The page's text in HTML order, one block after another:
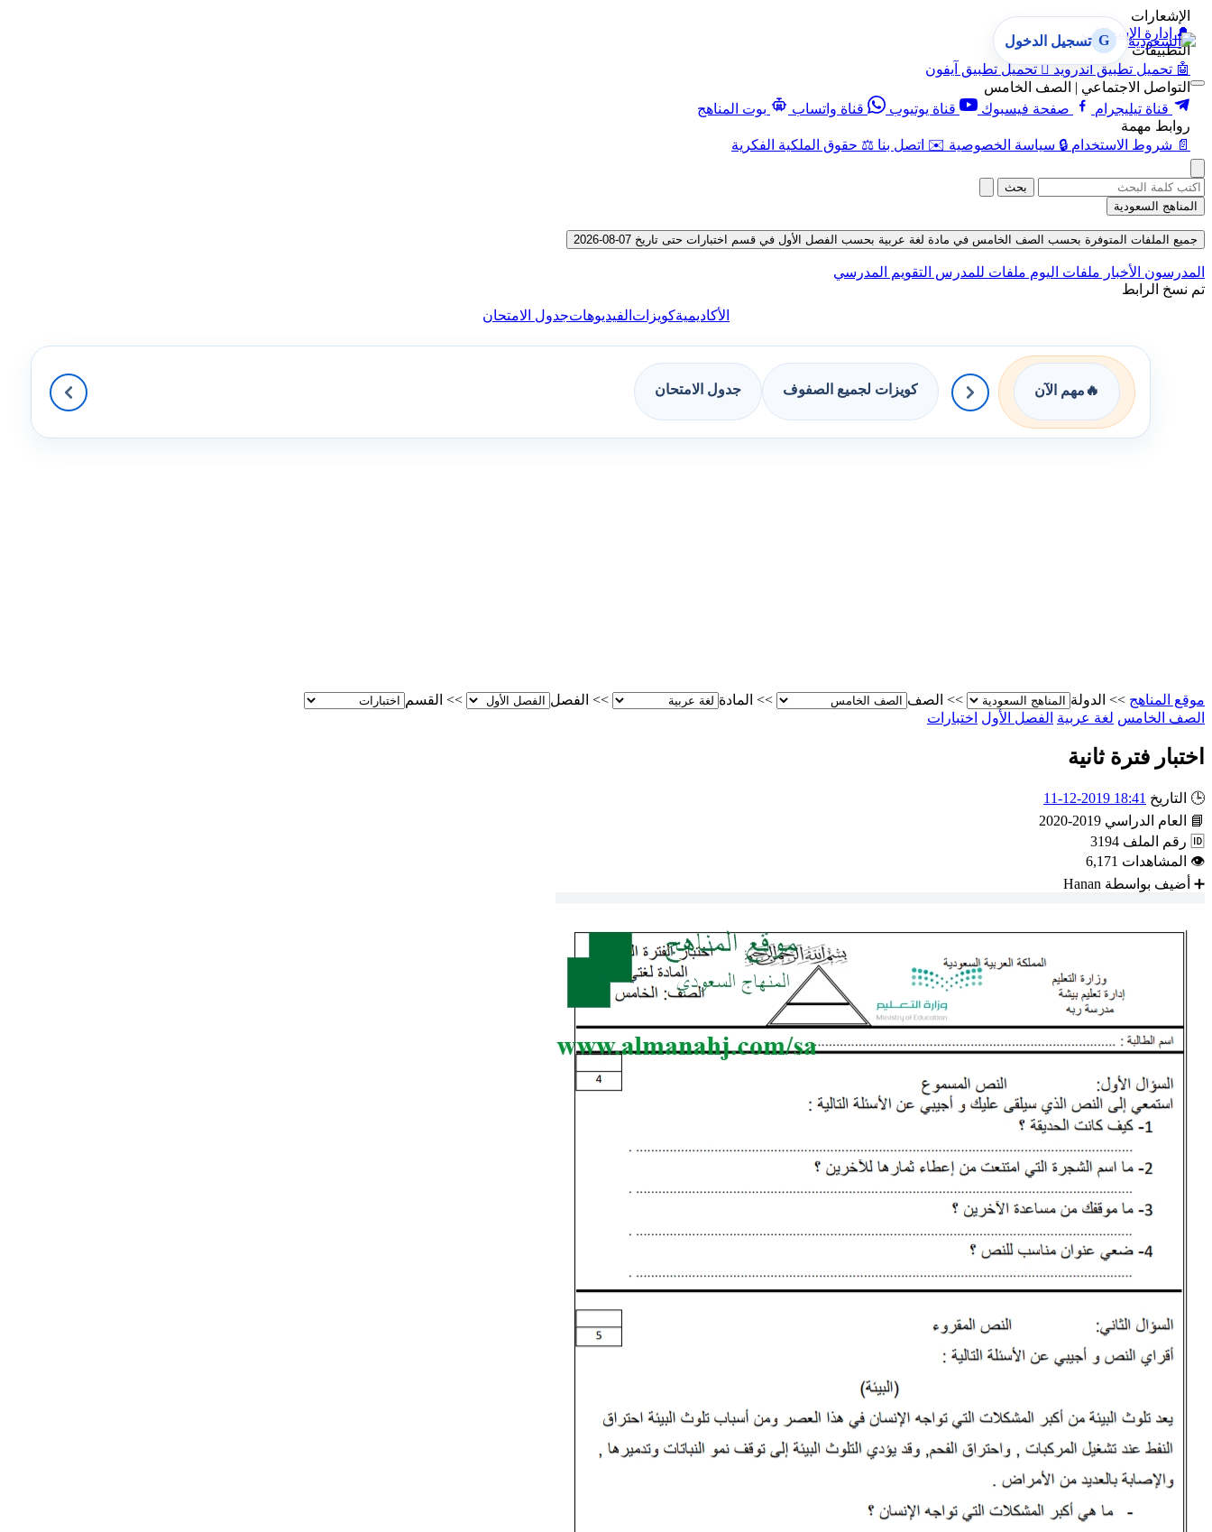
الإشعارات
🔔 إدارة الإشعارات
التطبيقات
🤖 تحميل تطبيق أندرويد  تحميل تطبيق آيفون
التواصل الاجتماعي | الصف الخامس
قناة تيليجرام
صفحة فيسبوك قناة يوتيوب قناة واتساب
بوت المناهج
روابط مهمة
📄 شروط الاستخدام 🔒 سياسة الخصوصية ✉️ اتصل بنا ⚖️ حقوق الملكية الفكرية
G تسجيل الدخول
بحث
المناهج السعودية
جميع الملفات المتوفرة بحسب الصف الخامس في مادة لغة عربية بحسب الفصل الأول في قسم اختبارات حتى تاريخ 07-08-2026
المدرسون الأخبار ملفات اليوم ملفات للمدرس التقويم المدرسي
تم نسخ الرابط
الأكاديميةكويزات الفيديوهاتجدول الامتحان
🔥 مهم الآن كويزات لجميع الصفوف جدول الامتحان
موقع المناهج >> الدولة >> الصف >> المادة >> الفصل >> القسم
الصف الخامس لغة عربية الفصل الأول اختبارات
اختبار فترة ثانية
🕒 التاريخ 18:41 2019-12-11
📘
العام الدراسي 2019-2020
🆔 رقم الملف 3194
👁 المشاهدات 6,171
➕ أضيف بواسطة Hanan